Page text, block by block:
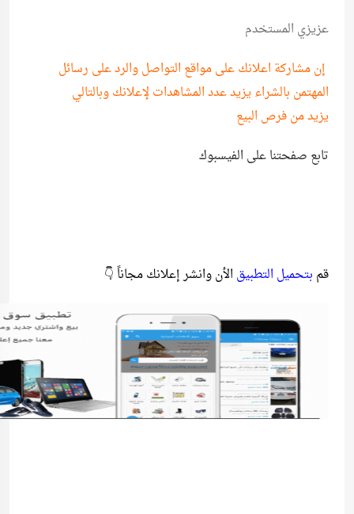
عزيزي المستخدم
إن مشاركة اعلانك على مواقع التواصل والرد على رسائل
المهتمن بالشراء يزيد عدد المشاهدات لإعلانك وبالتالي
يزيد من فرص البيع
تابع صفحتنا على الفيسبوك
قم بتحميل التطبيق الأن وانشر إعلانك مجاناً 👇